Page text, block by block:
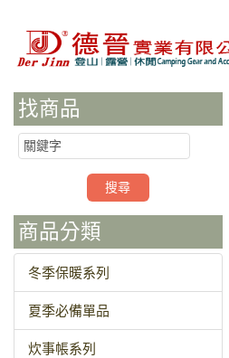
找商品
商品分類
冬季保暖系列
夏季必備單品
炊事帳系列